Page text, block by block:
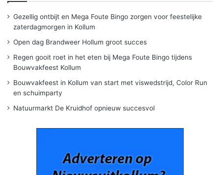
Gezellig ontbijt en Mega Foute Bingo zorgen voor feestelijke
zaterdagmorgen in Kollum
Open dag Brandweer Hollum groot succes
Regen gooit roet in het eten bij Mega Foute Bingo tijdens
Bouwvakfeest Kollum
Bouwvakfeest in Kollum van start met viswedstrijd, Color Run
en schuimparty
Natuurmarkt De Kruidhof opnieuw succesvol